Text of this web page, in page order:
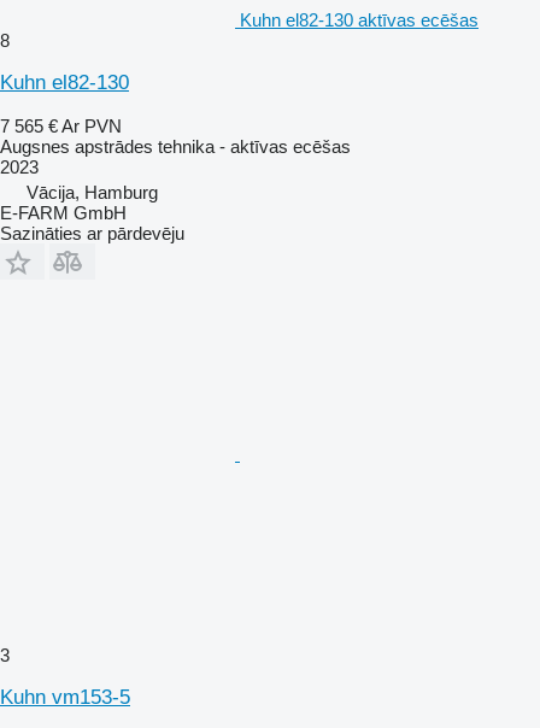
Kuhn el82-130 aktīvas ecēšas
8
Kuhn el82-130
7 565 €Ar PVN
Augsnes apstrādes tehnika - aktīvas ecēšas
2023
Vācija, Hamburg
E-FARM GmbH
Sazināties ar pārdevēju
3
Kuhn vm153-5